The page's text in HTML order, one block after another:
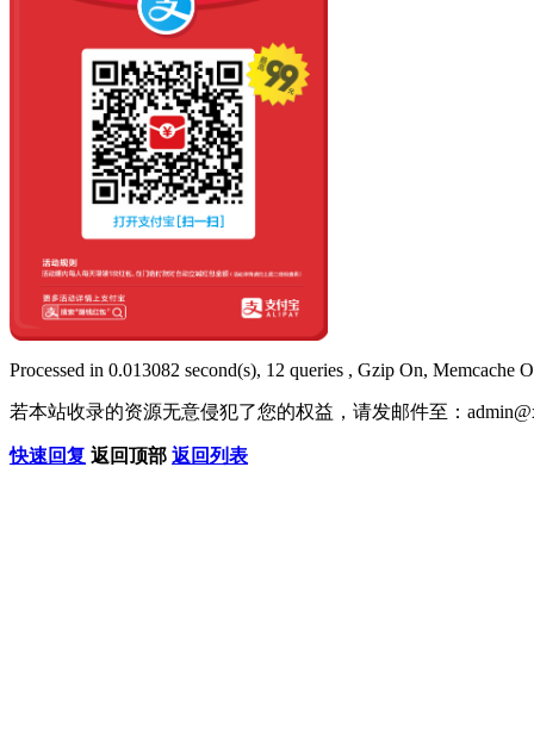
Processed in 0.013082 second(s), 12 queries , Gzip On, Memcache
若本站收录的资源无意侵犯了您的权益，请发邮件至：
快速回复 返回顶部 返回列表